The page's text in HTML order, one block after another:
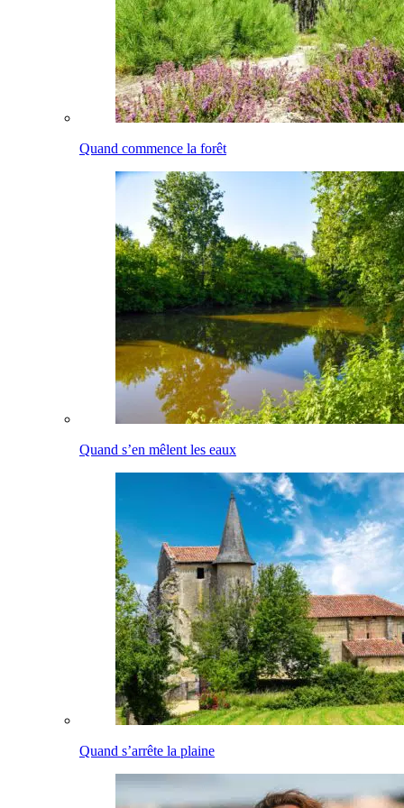
Quand commence la forêt
Quand s’en mêlent les eaux
Quand s’arrête la plaine